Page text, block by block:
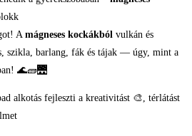
A mágneses kockákból vulkán és
szikla, barlang, fák és tájak — úgy, mint a
🌊🧱🌉
alkotás fejleszti a kreativitást 🎨, térlátást